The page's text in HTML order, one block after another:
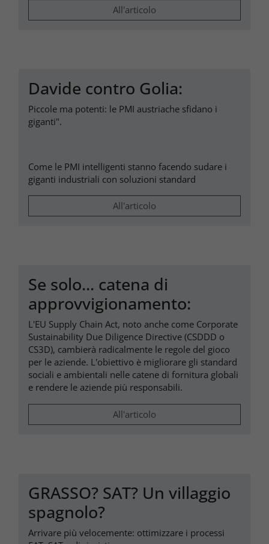
All'articolo
Davide contro Golia:
Piccole ma potenti: le PMI austriache sfidano i
giganti".
Come le PMI intelligenti stanno facendo sudare i
giganti industriali con soluzioni standard
All'articolo
Se solo... catena di
approvvigionamento:
L'EU Supply Chain Act, noto anche come Corporate
Sustainability Due Diligence Directive (CSDDD o
CS3D), cambierà radicalmente le regole del gioco
per le aziende. L'obiettivo è migliorare gli standard
sociali e ambientali nelle catene di fornitura globali
e rendere le aziende più responsabili.
All'articolo
GRASSO? SAT? Un villaggio
spagnolo?
Arrivare più velocemente: ottimizzare i processi